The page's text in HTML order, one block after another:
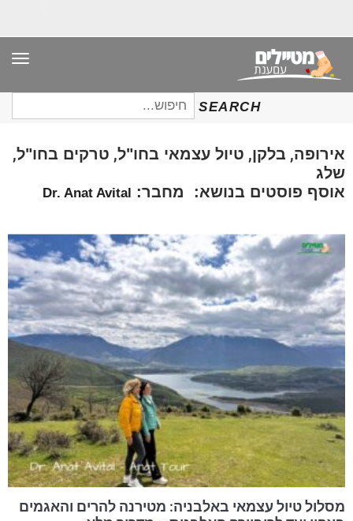
SEARCH
חיפוש
עבור:
אירופה, בלקן, טיול עצמאי בחו"ל, טרקים בחו"ל,
שלג
אוסף פוסטים בנושא: מחבר: Dr. Anat Avital
מסלול טיול עצמאי באלבניה: מטירנה להרים והאגמים